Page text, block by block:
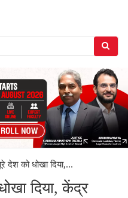
देश को धोखा दिया,...
दिया, केंद्र